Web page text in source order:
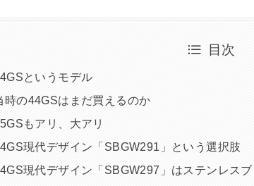
目次
というモデル
時の44GSはまだ買えるのか
もアリ、大アリ
現代デザイン「SBGW291」という選択肢
現代デザイン「SBGW297」はステンレスブ